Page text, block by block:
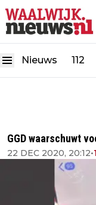
Nieuws 112
GGD waarschuwt
22 DEC 2020, 20:12•